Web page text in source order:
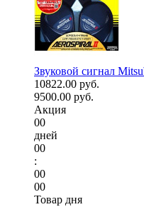
Звуковой сигнал
10822.00 руб.
9500.00 руб.
Акция
00
дней
00
:
00
00
Товар дня